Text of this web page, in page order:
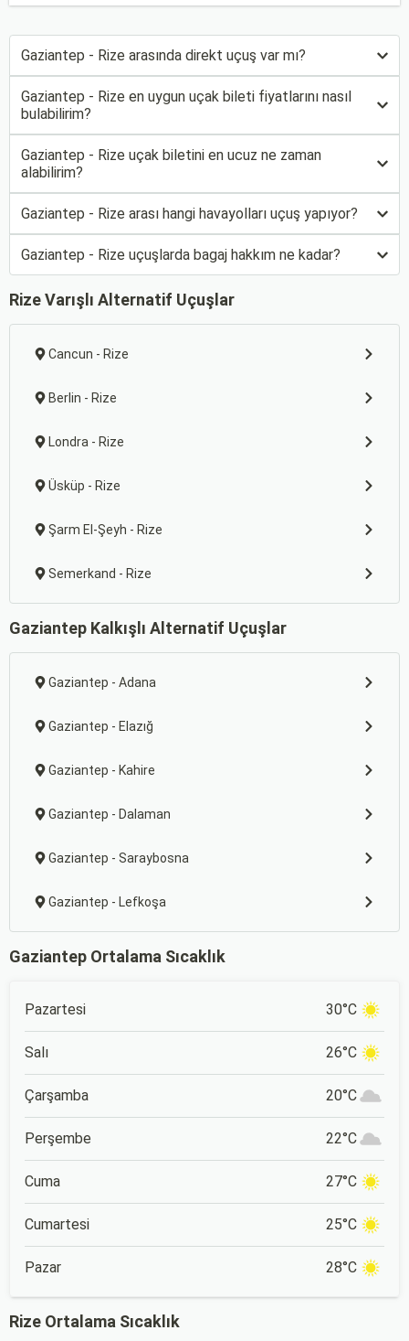
Gaziantep - Rize arasında direkt uçuş var mı?
Gaziantep - Rize en uygun uçak bileti fiyatlarını nasıl
bulabilirim?
Gaziantep - Rize uçak biletini en ucuz ne zaman
alabilirim?
Gaziantep - Rize arası hangi havayolları uçuş yapıyor?
Gaziantep - Rize uçuşlarda bagaj hakkım ne kadar?
Rize Varışlı Alternatif Uçuşlar
Cancun - Rize
Berlin - Rize
Londra - Rize
Üsküp - Rize
Şarm El-Şeyh - Rize
Semerkand - Rize
Gaziantep Kalkışlı Alternatif Uçuşlar
Gaziantep - Adana
Gaziantep - Elazığ
Gaziantep - Kahire
Gaziantep - Dalaman
Gaziantep - Saraybosna
Gaziantep - Lefkoşa
Gaziantep Ortalama Sıcaklık
Pazartesi 30°C
Salı 26°C
Çarşamba 20°C
Perşembe 22°C
Cuma 27°C
Cumartesi 25°C
Pazar 28°C
Rize Ortalama Sıcaklık